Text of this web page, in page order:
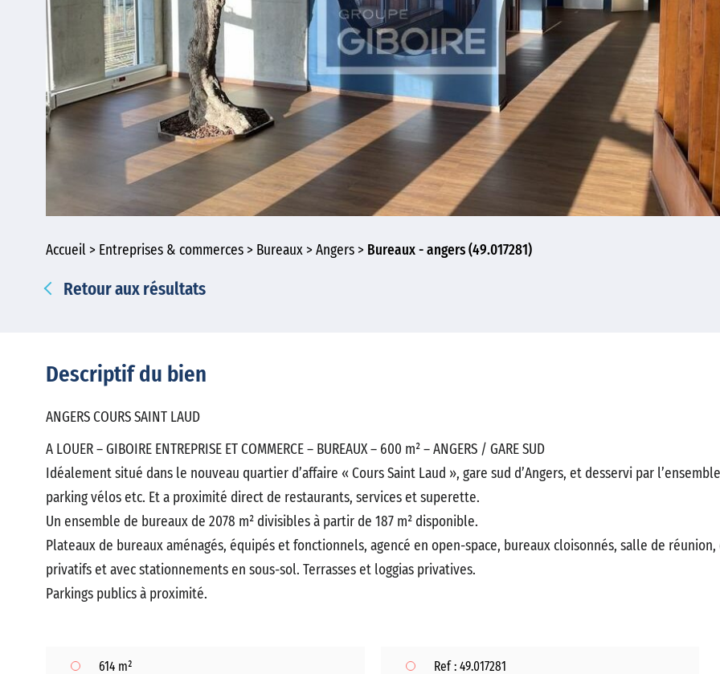
Accueil Entreprises & commerces Bureaux Angers Bureaux - angers (49.017281)
Retour aux résultats
Descriptif du bien
ANGERS COURS SAINT LAUD
A LOUER – GIBOIRE ENTREPRISE ET COMMERCE – BUREAUX – 600 m² – ANGERS / GARE SUD
Idéalement situé dans le nouveau quartier d’affaire « Cours Saint Laud », gare sud d’Angers, et desservi par
parking vélos etc. Et a proximité direct de restaurants, services et superette.
Un ensemble de bureaux de 2078 m² divisibles à partir de 187 m² disponible.
Plateaux de bureaux aménagés, équipés et fonctionnels, agencé en open-space, bureaux cloisonnés, salle de
privatifs et avec stationnements en sous-sol. Terrasses et loggias privatives.
Parkings publics à proximité.
614 m² Ref : 49.017281